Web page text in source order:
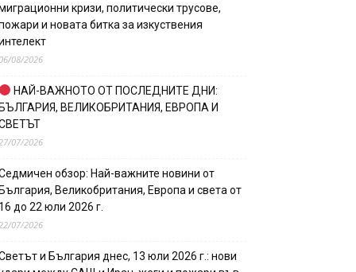
кризи, политически трусове,
и новата битка за изкуствения
08/2026
НАЙ-ВАЖНОТО ОТ ПОСЛЕДНИТЕ ДНИ:
ВЕЛИКОБРИТАНИЯ, ЕВРОПА И
07/2026
обзор: Най-важните новини от
Великобритания, Европа и света от
до 22 юли 2026 г.
07/2026
и България днес, 13 юли 2026 г.: нови